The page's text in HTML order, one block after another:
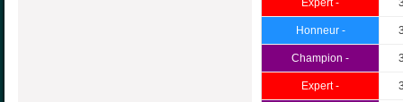
Expert -
Honneur -
Champion -
Expert -